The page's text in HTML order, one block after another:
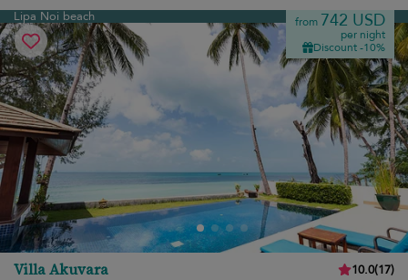
Lipa Noi beach from 742 USD
per night
Discount -10%
Villa Akuvara 10.0(17)